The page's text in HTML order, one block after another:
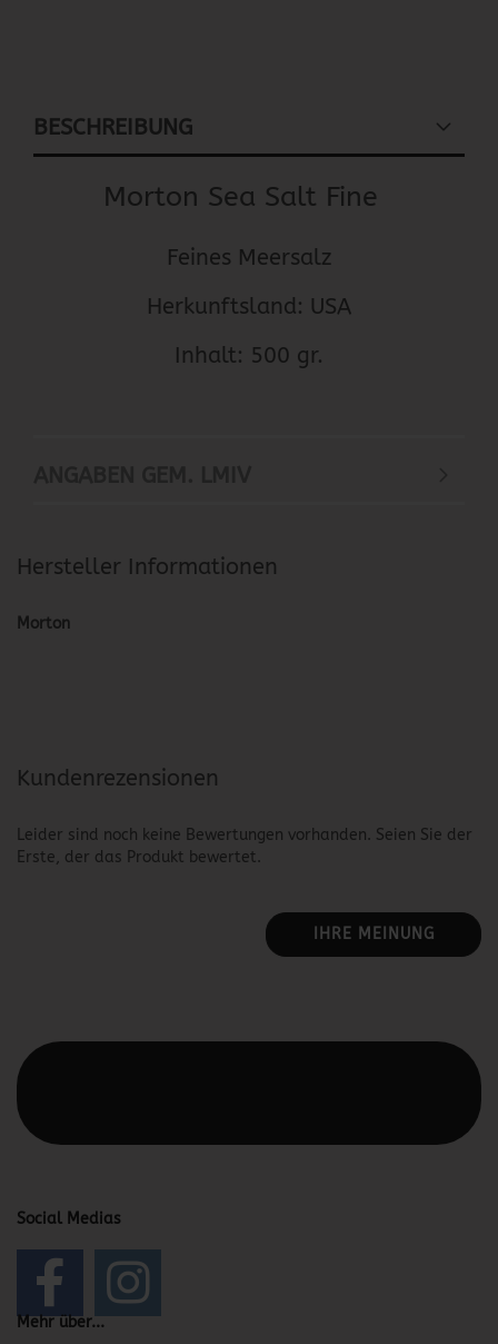
BESCHREIBUNG
Morton Sea Salt Fine
Feines Meersalz
Herkunftsland: USA
Inhalt: 500 gr.
Hersteller Informationen
Morton
Kundenrezensionen
Leider sind noch keine Bewertungen vorhanden. Seien Sie der
Erste, der das Produkt bewertet.
IHRE MEINUNG
Social Medias
Mehr über...